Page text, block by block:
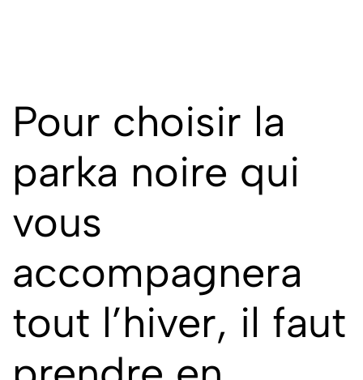
Pour choisir la
parka noire qui
vous
accompagnera
tout l’hiver, il faut